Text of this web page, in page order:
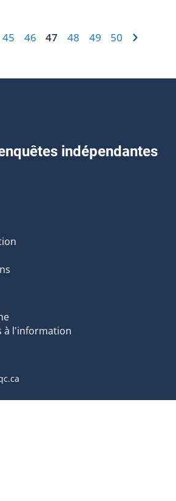
45 46 47 48 49 50
indépendantes
à l'information